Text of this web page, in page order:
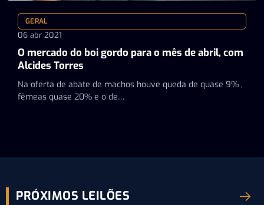
GERAL
06 abr 2021
O mercado do boi gordo para o mês de abril, com
Alcides Torres
Na oferta de abate de machos houve queda de quase 9% ,
fêmeas quase 20% e o de…
PRÓXIMOS LEILÕES